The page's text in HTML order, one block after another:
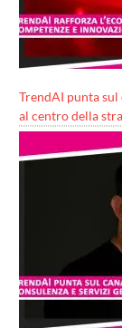
TrendAI punta sul
al centro della